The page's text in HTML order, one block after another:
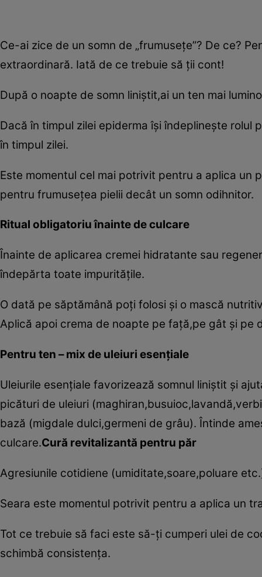
Ce-ai zice de un somn de „frumuseţe”? De ce?
extraordinară. Iată de ce trebuie să ţii cont!
După o noapte de somn liniştit,ai un ten mai
Dacă în timpul zilei epiderma îşi îndeplineşte rolul
în timpul zilei.
Este momentul cel mai potrivit pentru a aplica un
pentru frumuseţea pielii decât un somn odihnitor.
Ritual obligatoriu înainte de culcare
Înainte de aplicarea cremei hidratante sau
îndepărta toate impurităţile.
O dată pe săptămână poţi folosi şi o mască
Aplică apoi crema de noapte pe faţă,pe gât şi pe
Pentru ten – mix de uleiuri esenţiale
Uleiurile esenţiale favorizează somnul liniştit şi
picături de uleiuri
bază (migdale dulci,germeni de grâu). Întinde
culcare.Cură revitalizantă pentru păr
Agresiunile cotidiene (umiditate,soare,poluare
Seara este momentul potrivit pentru a aplica un
Tot ce trebuie să faci este să-ţi cumperi ulei de
schimbă consistenţa.